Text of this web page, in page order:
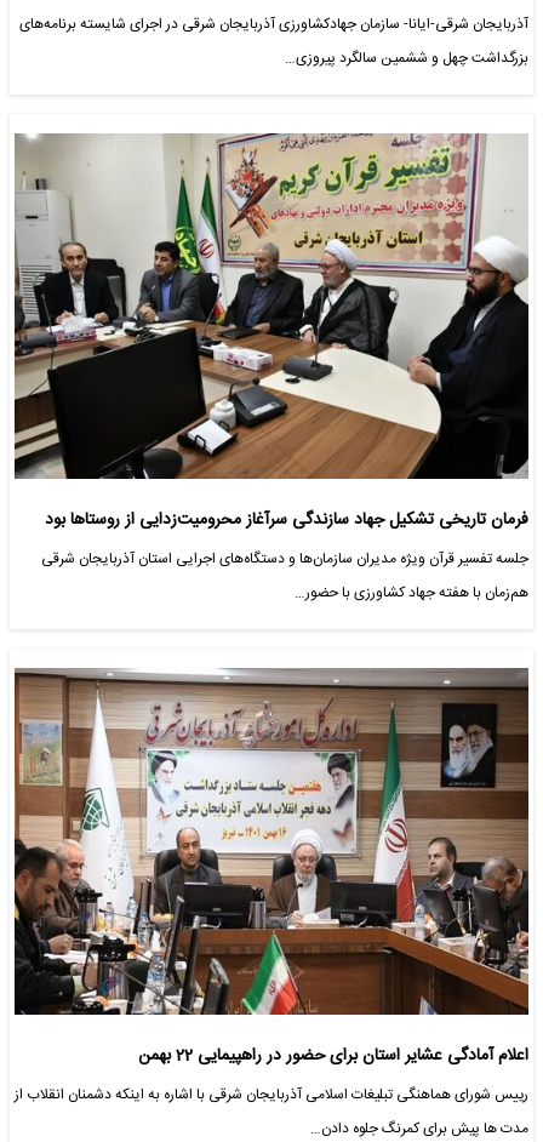
آذربایجان شرقی-ایانا- سازمان جهادکشاورزی آذربایجان شرقی در اجرای شایسته برنامه‌های
بزرگداشت چهل و ششمین سالگرد پیروزی…
فرمان تاریخی تشکیل جهاد سازندگی سرآغاز محرومیت‌زدایی از روستاها بود
جلسه تفسیر قرآن ویژه مدیران سازمان‌ها و دستگاه‌های اجرایی استان آذربایجان ‌شرقی
هم‌زمان با هفته جهاد کشاورزی با حضور…
اعلام آمادگی عشایر استان برای حضور در راهپیمایی 22 بهمن
رییس شورای هماهنگی تبلیغات اسلامی آذربایجان شرقی با اشاره به اینکه دشمنان انقلاب از
مدت ها پیش برای کمرنگ جلوه دادن…